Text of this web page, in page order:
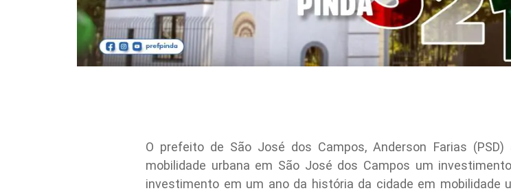
O prefeito de São José dos Campos, Anderson Farias
mobilidade urbana em São José dos Campos um
investimento em um ano da história da cidade em mobilidade